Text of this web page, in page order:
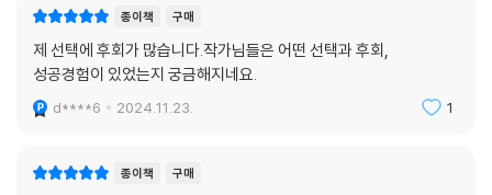
종이책 구매
제 선택에 후회가 많습니다.작가님들은 어떤 선택과 후회,
성공경험이 있었는지 궁금해지네요.
d****6 2024.11.23. 1
종이책 구매